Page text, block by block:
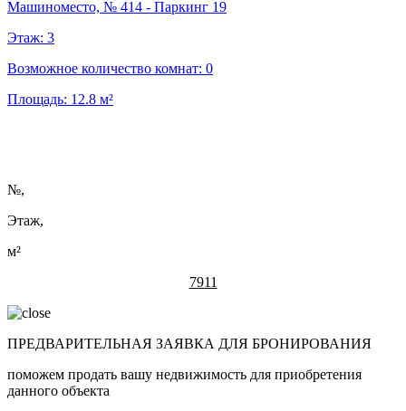
Машиноместо, № 414 - Паркинг 19
Этаж: 3
Возможное количество комнат: 0
Площадь: 12.8 м²
№,
Этаж,
м²
7911
ПРЕДВАРИТЕЛЬНАЯ ЗАЯВКА ДЛЯ БРОНИРОВАНИЯ
поможем продать вашу недвижимость для приобретения
данного объекта